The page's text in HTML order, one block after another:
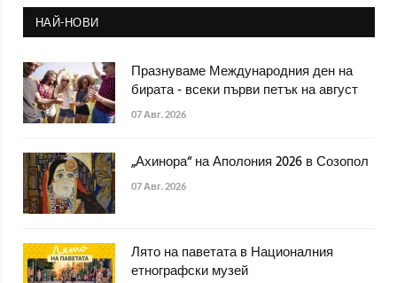
НАЙ-НОВИ
Празнуваме Международния ден на
бирата - всеки първи петък на август
07 Авг. 2026
„Ахинора“ на Аполония 2026 в Созопол
07 Авг. 2026
Лято на паветата в Националния
етнографски музей